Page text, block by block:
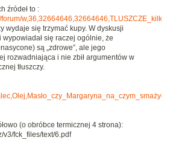
źródeł to :
wydaje się trzymać kupy. W dyskusji
się raczej ogólnie, że
są „zdrowe”, ale jego
rozwadniająca i nie zbił argumentów w
tłuszczy.
(o obróbce termicznej 4 strona):
v3/fck_files/text/6.pdf